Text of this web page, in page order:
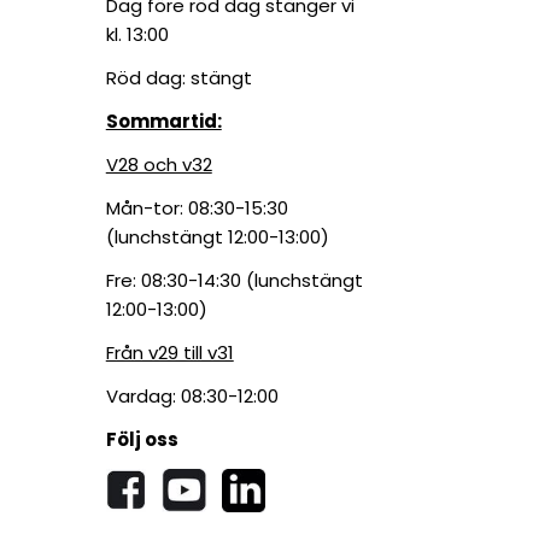
Dag före röd dag stänger vi
kl. 13:00
Röd dag: stängt
Sommartid:
V28 och v32
Mån-tor: 08:30-15:30
(lunchstängt 12:00-13:00)
Fre: 08:30-14:30 (lunchstängt
12:00-13:00)
Från v29 till v31
Vardag: 08:30-12:00
Följ oss